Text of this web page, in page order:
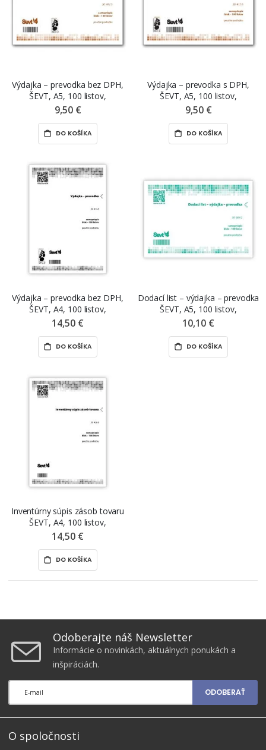
Výdajka – prevodka bez DPH,
ŠEVT, A5, 100 listov,
samopriepis
9,50 €
DO KOŠÍKA
Výdajka – prevodka s DPH,
ŠEVT, A5, 100 listov,
samopriepis
9,50 €
DO KOŠÍKA
Výdajka – prevodka bez DPH,
ŠEVT, A4, 100 listov,
samopriepis
14,50 €
DO KOŠÍKA
Dodací list – výdajka – prevodka
ŠEVT, A5, 100 listov,
samopriepis
10,10 €
DO KOŠÍKA
Inventúrny súpis zásob tovaru
ŠEVT, A4, 100 listov,
samopriepis
14,50 €
DO KOŠÍKA
Odoberajte náš Newsletter
Informácie o novinkách, aktuálnych ponukách a
inšpiráciách.
ODOBERAŤ
O spoločnosti